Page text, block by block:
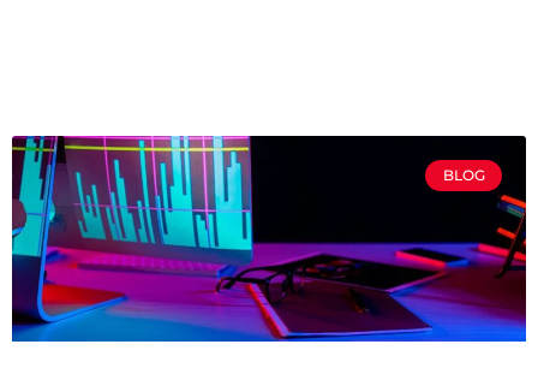
BLOG